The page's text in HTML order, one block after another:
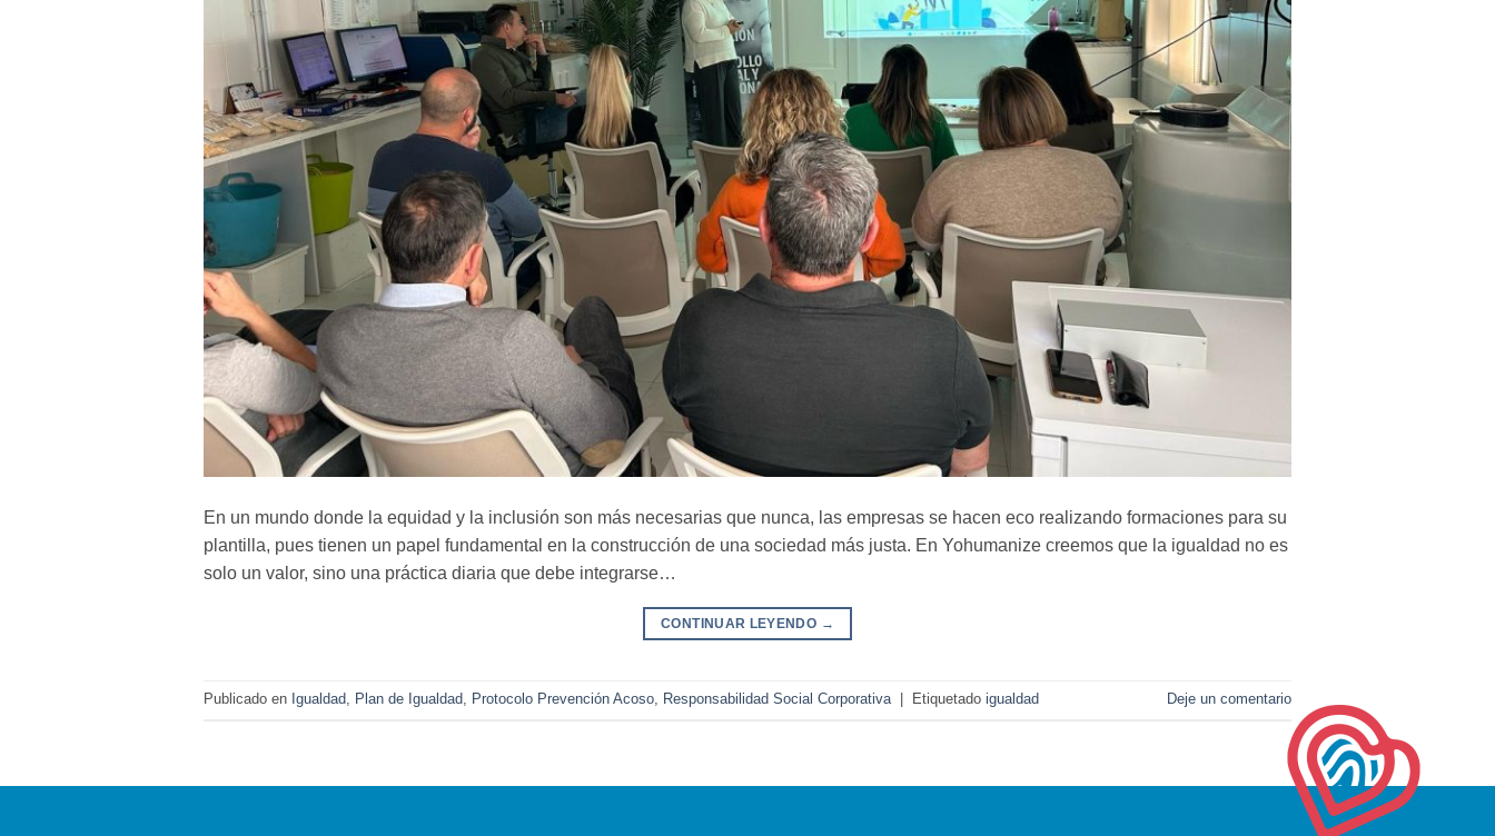
En un mundo donde la equidad y la inclusión son más necesarias que nunca, las empresas se hacen eco realizando formaciones para su
plantilla, pues tienen un papel fundamental en la construcción de una sociedad más justa. En Yohumanize creemos que la igualdad no es
solo un valor, sino una práctica diaria que debe integrarse…
CONTINUAR LEYENDO →
Publicado en Igualdad, Plan de Igualdad, Protocolo Prevención Acoso, Responsabilidad Social Corporativa Etiquetado igualdad Deje un comentario